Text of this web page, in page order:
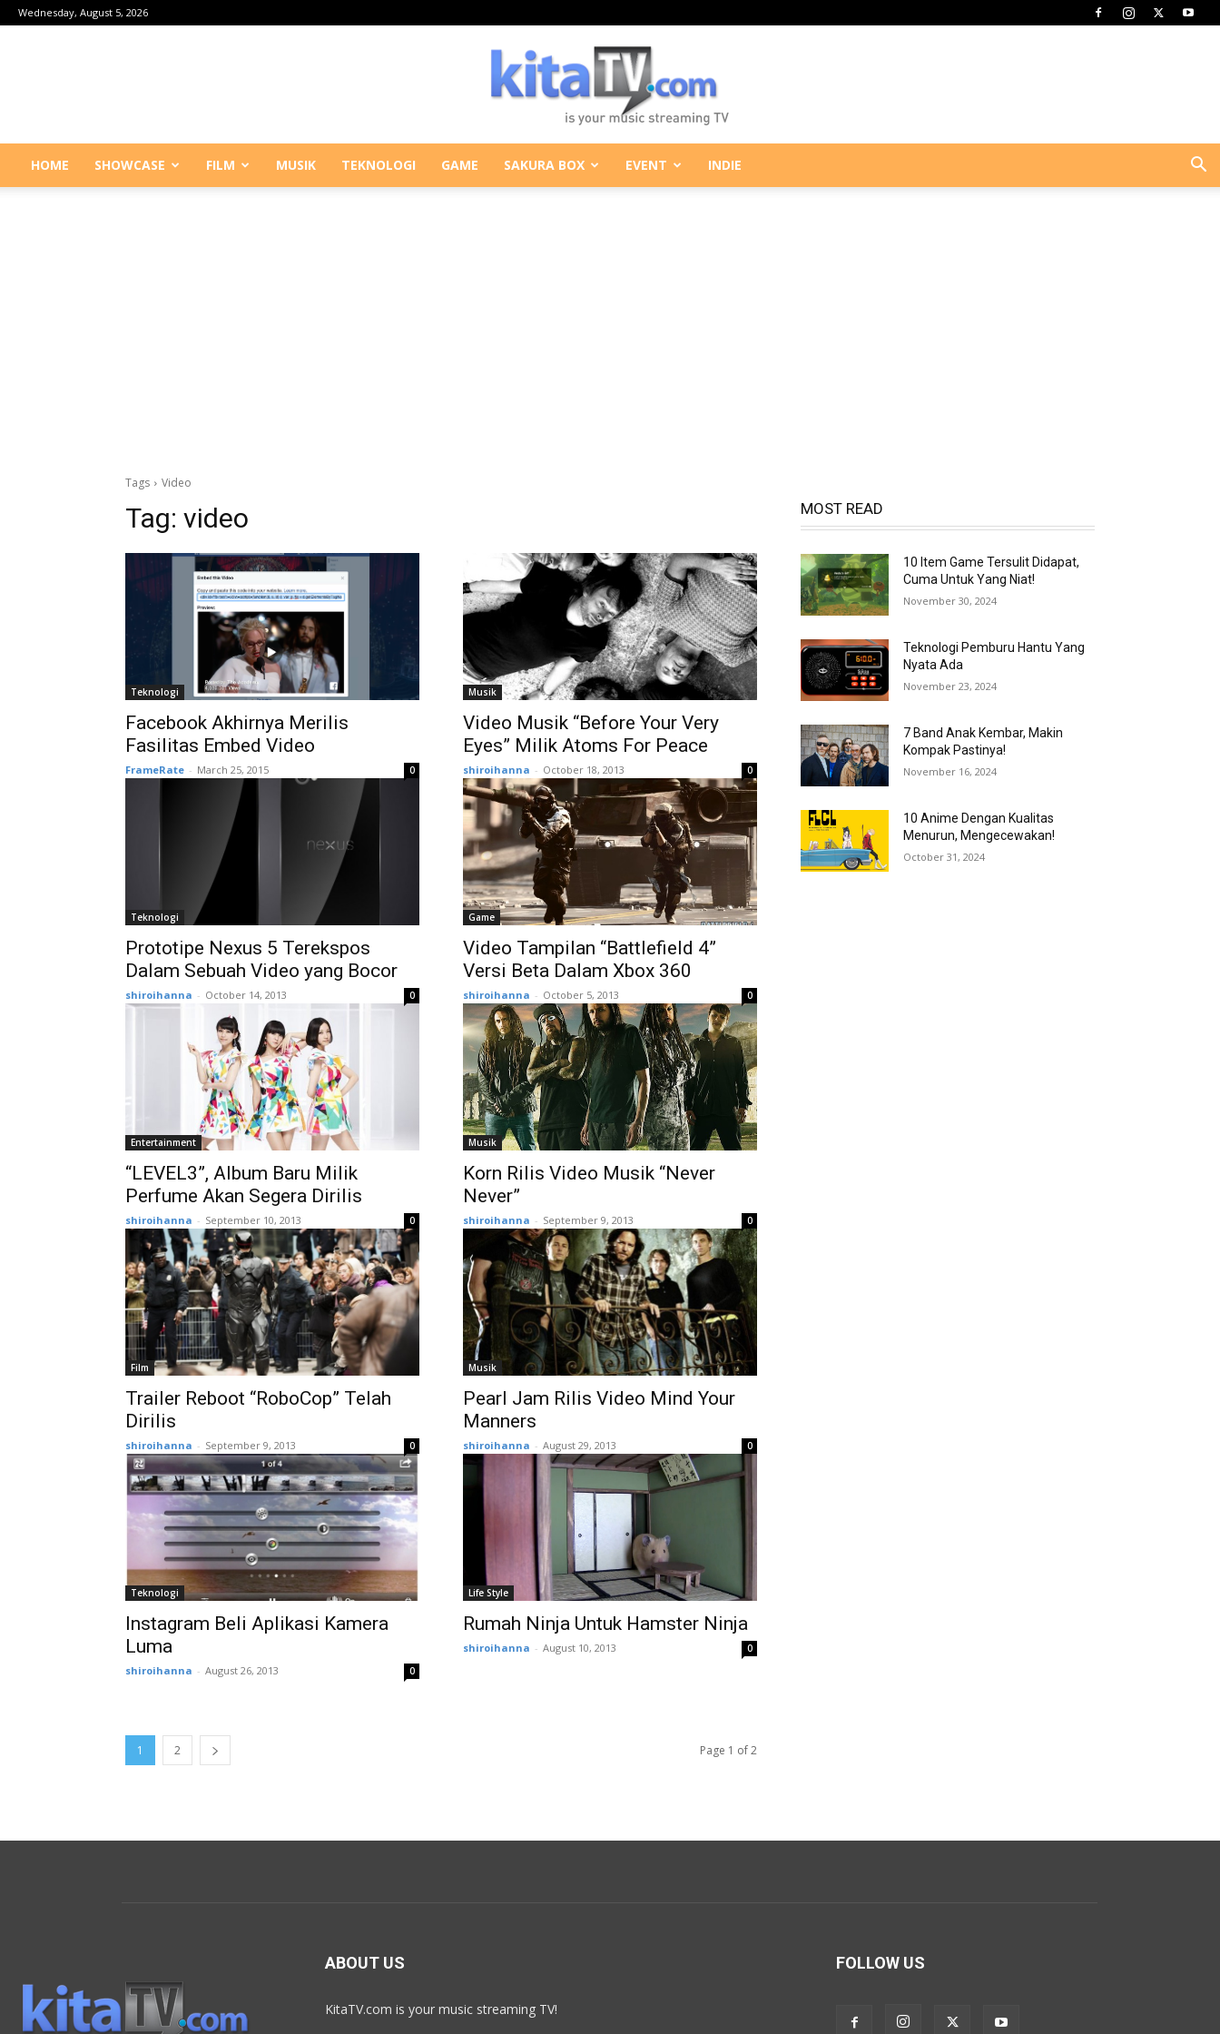
Wednesday, August 5, 2026
KitaTV.com
HOME SHOWCASE FILM MUSIK TEKNOLOGI GAME SAKURA BOX EVENT INDIE
Tags Video
Tag: video
Teknologi
Facebook Akhirnya Merilis
Fasilitas Embed Video
FrameRate - March 25, 2015 0
Musik
Video Musik “Before Your Very
Eyes” Milik Atoms For Peace
shiroihanna - October 18, 2013 0
Teknologi
Prototipe Nexus 5 Terekspos
Dalam Sebuah Video yang Bocor
shiroihanna - October 14, 2013 0
Game
Video Tampilan “Battlefield 4”
Versi Beta Dalam Xbox 360
shiroihanna - October 5, 2013 0
Entertainment
“LEVEL3”, Album Baru Milik
Perfume Akan Segera Dirilis
shiroihanna - September 10, 2013 0
Musik
Korn Rilis Video Musik “Never
Never”
shiroihanna - September 9, 2013 0
Film
Trailer Reboot “RoboCop” Telah
Dirilis
shiroihanna - September 9, 2013 0
Musik
Pearl Jam Rilis Video Mind Your
Manners
shiroihanna - August 29, 2013 0
Teknologi
Instagram Beli Aplikasi Kamera
Luma
shiroihanna - August 26, 2013 0
Life Style
Rumah Ninja Untuk Hamster Ninja
shiroihanna - August 10, 2013 0
1 2 Page 1 of 2
MOST READ
10 Item Game Tersulit Didapat,
Cuma Untuk Yang Niat!
November 30, 2024
Teknologi Pemburu Hantu Yang
Nyata Ada
November 23, 2024
7 Band Anak Kembar, Makin
Kompak Pastinya!
November 16, 2024
10 Anime Dengan Kualitas
Menurun, Mengecewakan!
October 31, 2024
ABOUT US
KitaTV.com is your music streaming TV!
FOLLOW US